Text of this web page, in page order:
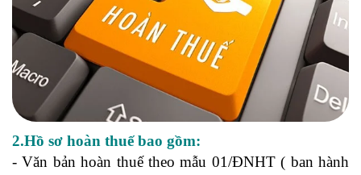
2.Hồ sơ hoàn thuế bao gồm:
- Văn bản hoàn thuế theo mẫu 01/ĐNHT ( ban hành